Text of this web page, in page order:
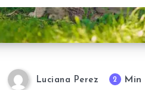
Luciana Perez 2 Min